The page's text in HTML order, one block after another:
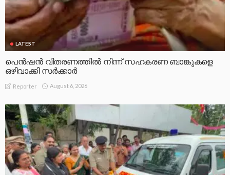
LATEST
പെൻഷൻ വിതരണത്തിൽ നിന്ന് സഹകരണ ബാങ്കുകളെ
ഒഴിവാക്കി സർക്കാർ
Reporter August 6, 2026